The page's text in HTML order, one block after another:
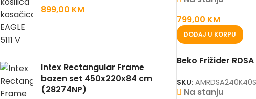
899,00 KM
Intex Rectangular Frame
bazen set 450x220x84 cm
(28274NP)
799,00 KM
DODAJ U KORPU
Beko Frižider
SKU:
Na stanju